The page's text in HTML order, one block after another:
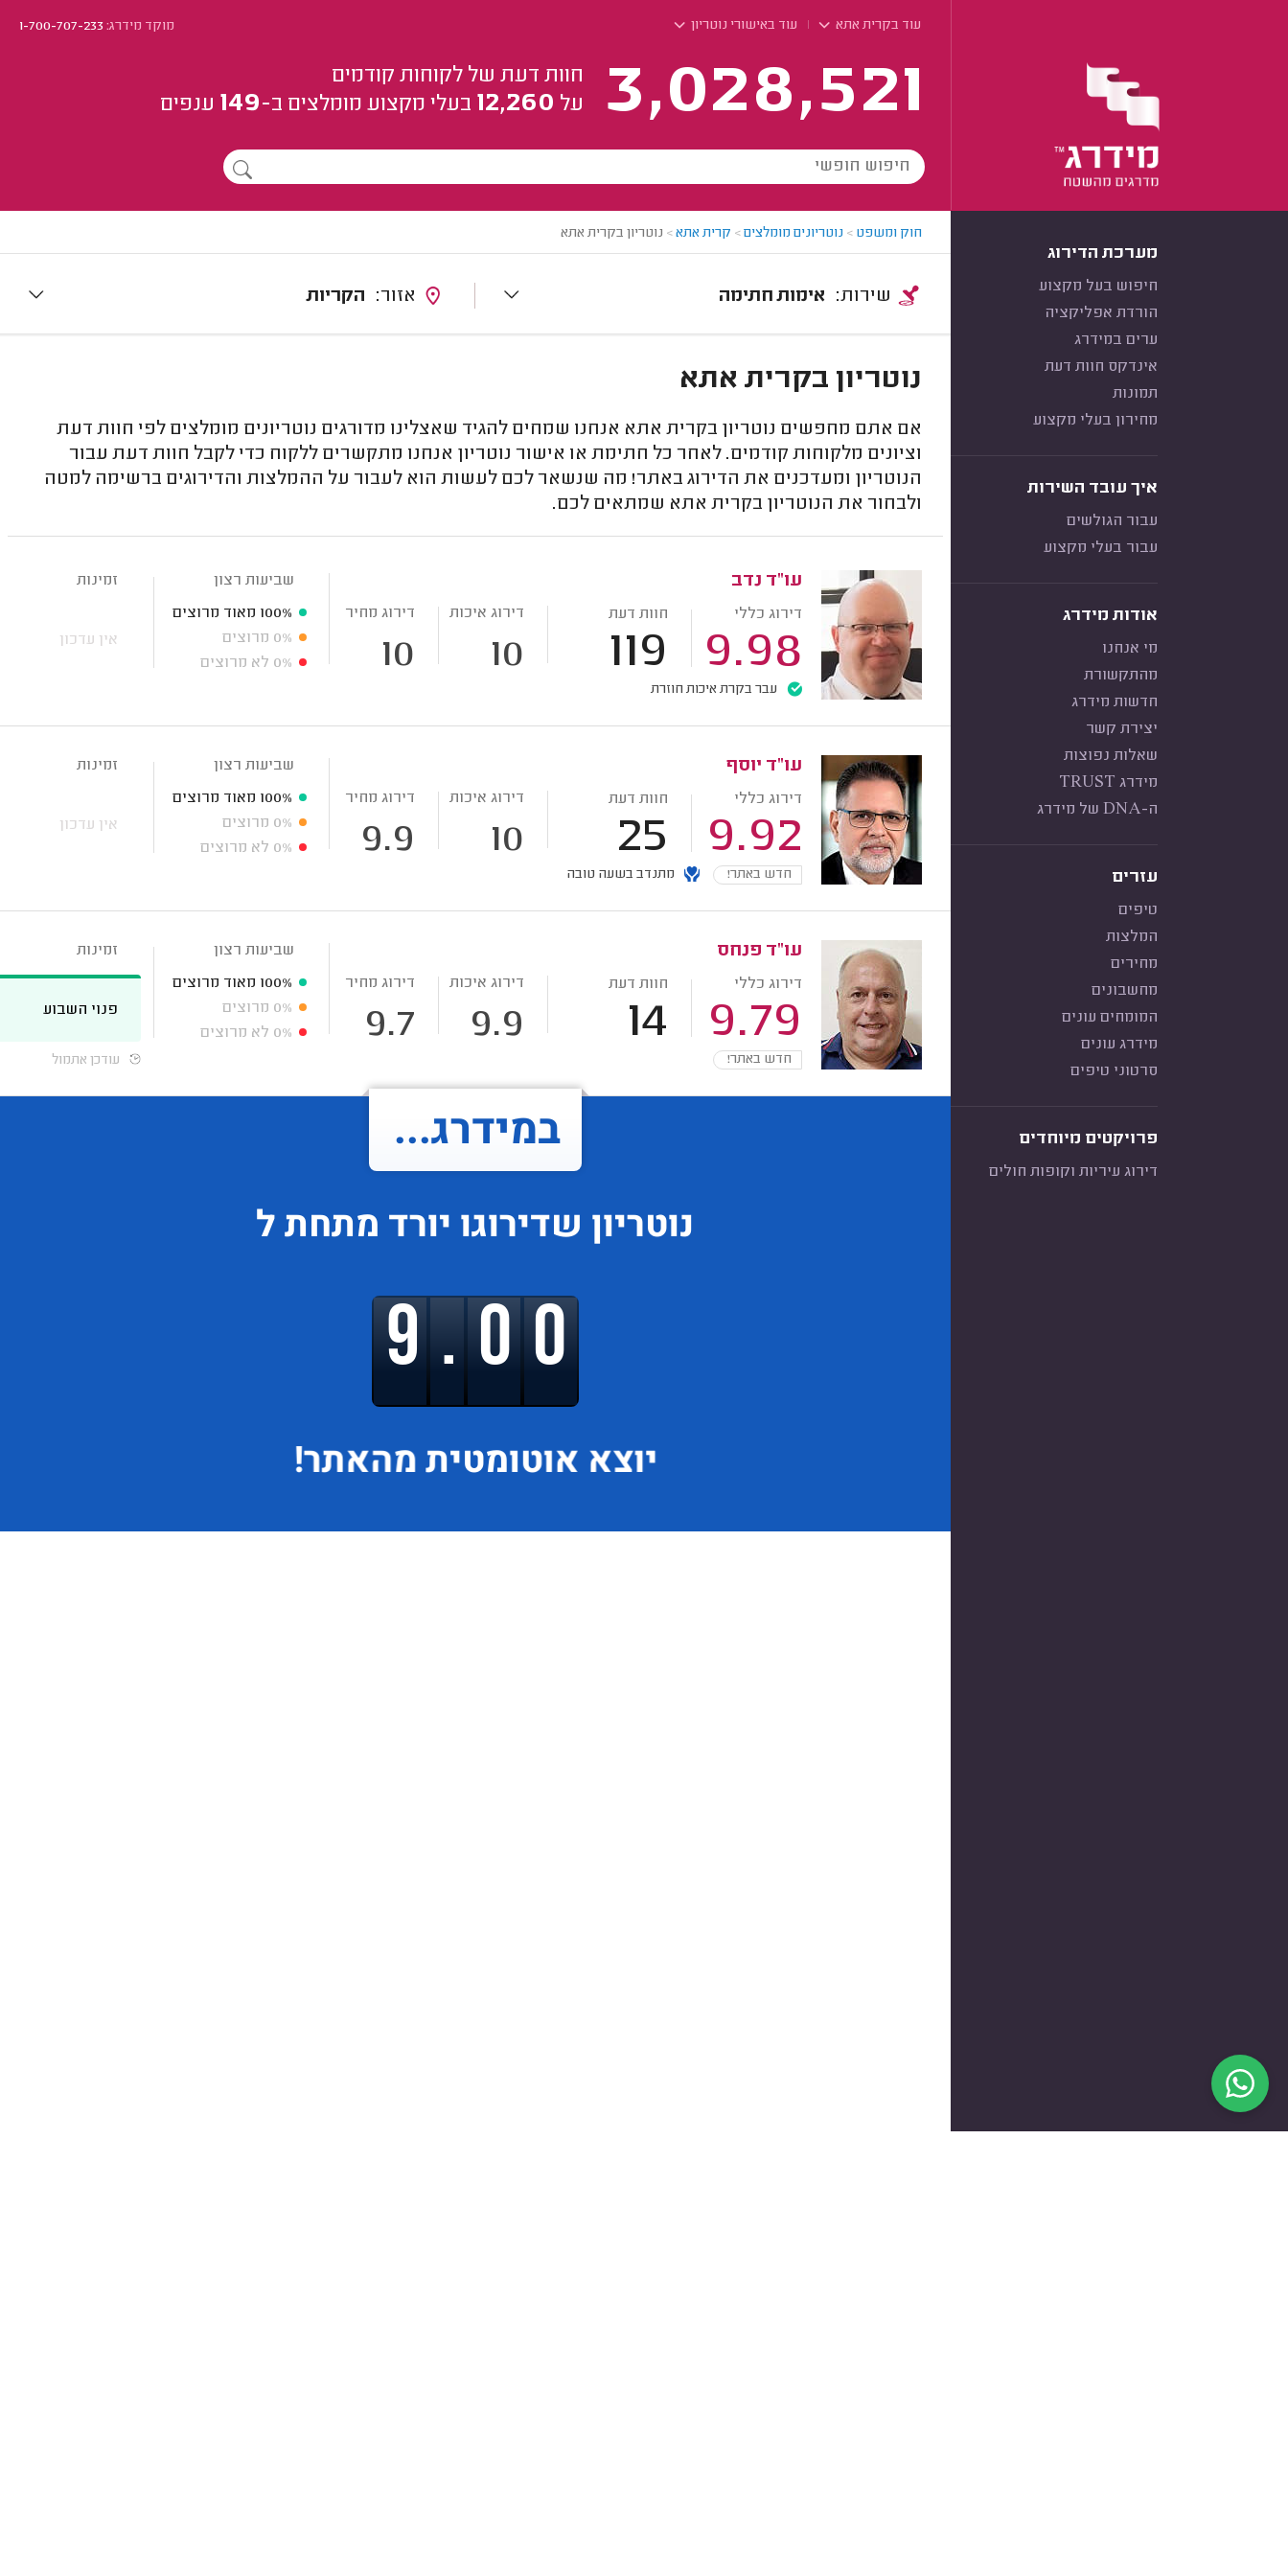
עוד בקרית אתא עוד באישורי נוטריון מוקד מידרג:1-700-707-233
3,028,521
חוות דעת של לקוחות קודמים
על 12,260 בעלי מקצוע מומלצים ב-149 ענפים
מערכת הדירוג
חיפוש בעל מקצוע
הורדת אפליקציה
ערים במידרג
אינדקס חוות דעת
תמונות
מחירון בעלי מקצוע
איך עובד השירות
עבור הגולשים
עבור בעלי מקצוע
אודות מידרג
מי אנחנו
מהתקשורת
חדשות מידרג
יצירת קשר
שאלות נפוצות
מידרג TRUST
ה-DNA של מידרג
עזרים
טיפים
המלצות
מחירים
מחשבונים
המומחים עונים
מידרג עונים
סרטוני טיפים
פרויקטים מיוחדים
דירוג עיריות וקופות חולים
חוק ומשפט > נוטריונים מומלצים> קרית אתא> נוטריון בקרית אתא
אימות חתימה הקריות
נוטריון בקרית אתא
אם אתם מחפשים נוטריון בקרית אתא אנחנו שמחים להגיד שאצלינו מדורגים נוטריונים מומלצים לפי חוות דעת
וציונים מלקוחות קודמים. לאחר כל חתימת או אישור נוטריון אנחנו מתקשרים ללקוח כדי לקבל חוות דעת עבור
הנוטריון ומעדכנים את הדירוג באתר! מה שנשאר לכם לעשות הוא לעבור על ההמלצות והדירוגים ברשימה למטה
ולבחור את הנוטריון בקרית אתא שמתאים לכם.
עו"ד נדב
דירוג כללי
9.98
חוות דעת
119
דירוג איכות
10
דירוג מחיר
10
עבר בקרת איכות חוזרת
שביעות רצון
100% מאוד מרוצים
0% מרוצים
0% לא מרוצים
זמינות
אין עדכון
עו"ד יוסף
דירוג כללי
9.92
חוות דעת
25
דירוג איכות
10
דירוג מחיר
9.9
חדש באתר! מתנדב בשעה טובה
שביעות רצון
100% מאוד מרוצים
0% מרוצים
0% לא מרוצים
זמינות
אין עדכון
עו"ד פנחס
דירוג כללי
9.79
חוות דעת
14
דירוג איכות
9.9
דירוג מחיר
9.7
חדש באתר!
שביעות רצון
100% מאוד מרוצים
0% מרוצים
0% לא מרוצים
זמינות
פנוי השבוע
עודכן אתמול
במידרג...
נוטריון שדירוגו יורד מתחת ל
9.00
יוצא אוטומטית מהאתר!